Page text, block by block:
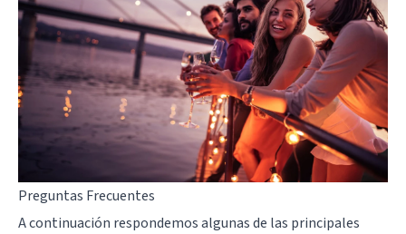
Preguntas Frecuentes
A continuación respondemos algunas de las principales